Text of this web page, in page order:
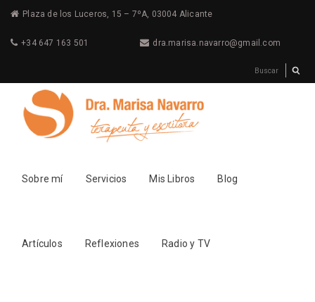
Plaza de los Luceros, 15 – 7ºA, 03004 Alicante
+34 647 163 501 dra.marisa.navarro@gmail.com
Sobre mí Servicios Mis Libros Blog
Artículos Reflexiones Radio y TV